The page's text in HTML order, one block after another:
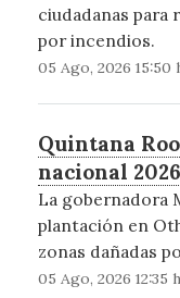
ciudadanas para
por incendios.
05 Ago, 2026 15:50
Quintana
nacional
La gobernadora
plantación en
zonas dañadas
05 Ago, 2026 12:35 h